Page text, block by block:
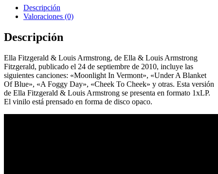
Descripción
Valoraciones (0)
Descripción
Ella Fitzgerald & Louis Armstrong, de Ella & Louis Armstrong
Fitzgerald, publicado el 24 de septiembre de 2010, incluye las
siguientes canciones: «Moonlight In Vermont», «Under A Blanket
Of Blue», «A Foggy Day», «Cheek To Cheek» y otras. Esta versión
de Ella Fitzgerald & Louis Armstrong se presenta en formato 1xLP.
El vinilo está prensado en forma de disco opaco.